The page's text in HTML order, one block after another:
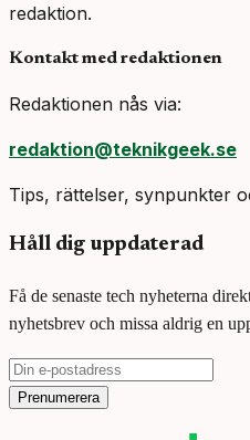
redaktion.
Kontakt med redaktionen
Redaktionen nås via:
redaktion@teknikgeek.se
Tips, rättelser, synpunkter
Håll dig uppdaterad
Få de senaste tech nyheterna
nyhetsbrev och missa aldrig en
Prenumerera